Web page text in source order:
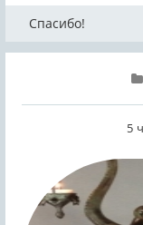
Спасибо!
5